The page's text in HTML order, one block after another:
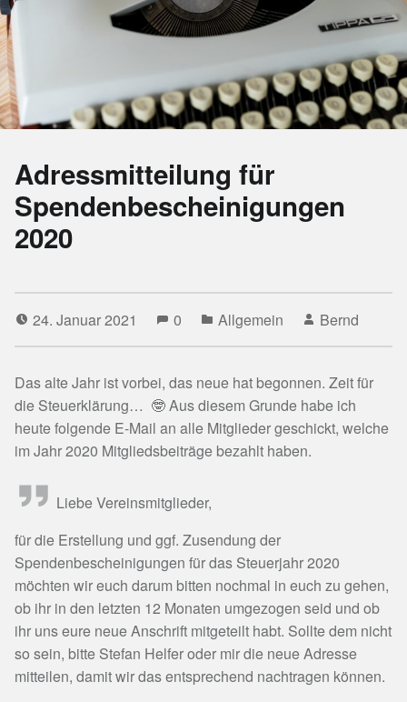
Adressmitteilung für
Spendenbescheinigungen
2020
24. Januar 2021 0 Allgemein Bernd
Das alte Jahr ist vorbei, das neue hat begonnen. Zeit für
die Steuerklärung… 🤓 Aus diesem Grunde habe ich
heute folgende E-Mail an alle Mitglieder geschickt, welche
im Jahr 2020 Mitgliedsbeiträge bezahlt haben.
Liebe Vereinsmitglieder,
für die Erstellung und ggf. Zusendung der
Spendenbescheinigungen für das Steuerjahr 2020
möchten wir euch darum bitten nochmal in euch zu gehen,
ob ihr in den letzten 12 Monaten umgezogen seid und ob
ihr uns eure neue Anschrift mitgeteilt habt. Sollte dem nicht
so sein, bitte Stefan Helfer oder mir die neue Adresse
mitteilen, damit wir das entsprechend nachtragen können.